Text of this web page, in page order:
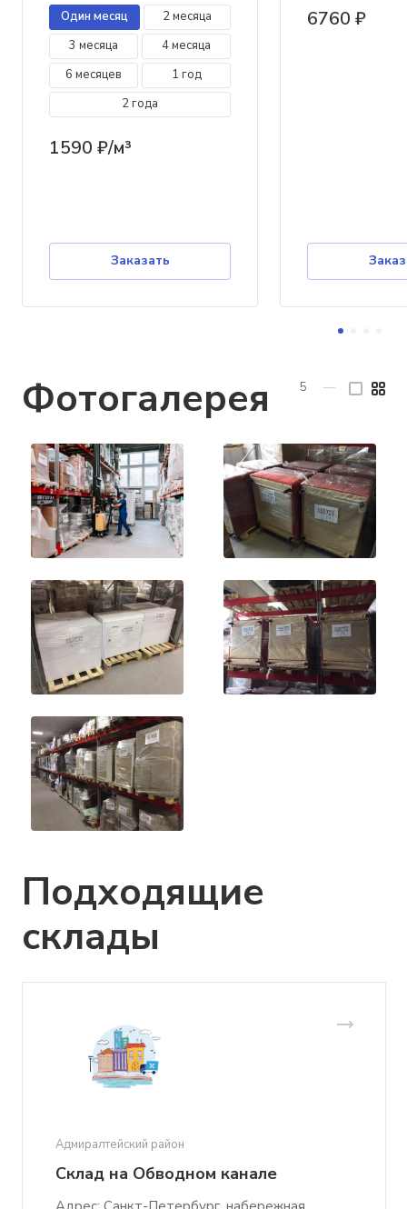
Один месяц
2 месяца
3 месяца
4 месяца
6 месяцев
1 год
2 года
1590 ₽/м³
Заказать
6760 ₽
Фотогалерея 5 —
Подходящие
склады
Адмиралтейский район
Склад на Обводном канале